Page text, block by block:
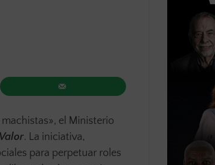
el Ministerio
. La iniciativa,
para perpetuar roles